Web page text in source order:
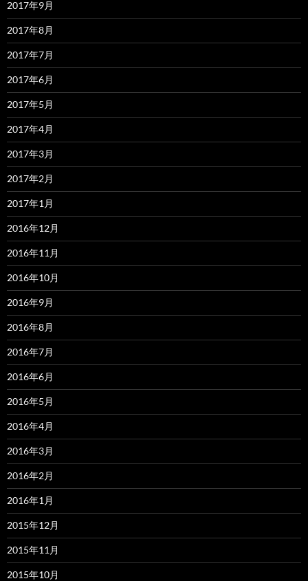
2017年9月
2017年8月
2017年7月
2017年6月
2017年5月
2017年4月
2017年3月
2017年2月
2017年1月
2016年12月
2016年11月
2016年10月
2016年9月
2016年8月
2016年7月
2016年6月
2016年5月
2016年4月
2016年3月
2016年2月
2016年1月
2015年12月
2015年11月
2015年10月